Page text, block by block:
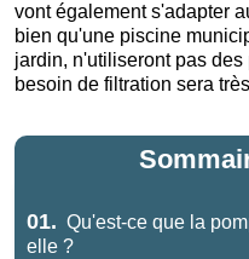
vont également s'adapter
bien qu'une piscine
jardin, n'utiliseront pas
besoin de filtration sera
01. Qu'est-ce que la
elle ?